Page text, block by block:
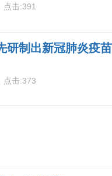
点击:391
研制出新冠肺炎疫
点击:373